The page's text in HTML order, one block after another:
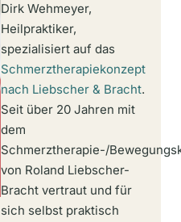
Dirk Wehmeyer,
Heilpraktiker,
spezialisiert auf das
Schmerztherapiekonzept
nach Liebscher & Bracht.
Seit über 20 Jahren mit
dem
Schmerztherapie-/
von Roland Liebscher-
Bracht vertraut und für
sich selbst praktisch